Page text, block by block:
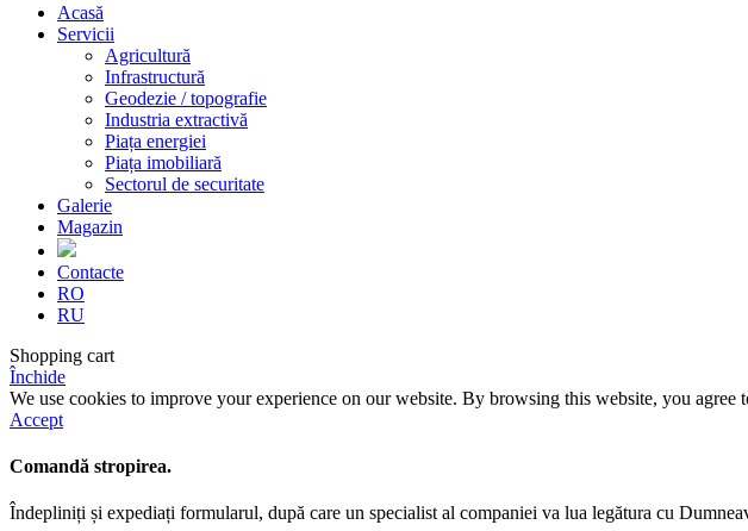
Acasă
Servicii
Agricultură
Infrastructură
Geodezie / topografie
Industria extractivă
Piața energiei
Piața imobiliară
Sectorul de securitate
Galerie
Magazin
Contacte
RO
RU
Shopping cart
Închide
We use cookies to improve your experience on our website. By browsing this website, you agree
Accept
Comandă stropirea.
Îndepliniți și expediați formularul, după care un specialist al companiei va lua legătura cu